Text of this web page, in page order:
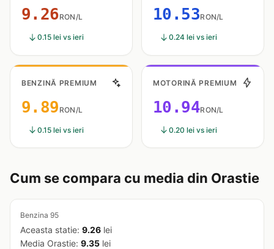
9.26RON/L
0.15 lei vs ieri
10.53RON/L
0.24 lei vs ieri
BENZINĂ PREMIUM
9.89 RON/L
0.15 lei vs ieri
MOTORINĂ PREMIUM
10.94RON/L
0.20 lei vs ieri
Cum se compara cu media din Orastie
Benzina 95
Aceasta statie: 9.26 lei
Media Orastie: 9.35 lei